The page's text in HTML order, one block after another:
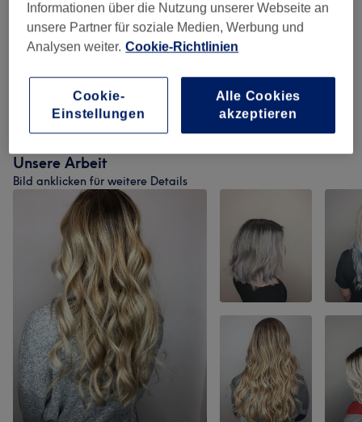
Kinder - Haarschnitte & Stylings (4) ab 19,50 €
(2) ab 10 €
Unsere Arbeit
Bild anklicken für weitere Details
Informationen über die Nutzung unserer Webseite an
unsere Partner für soziale Medien, Werbung und
Analysen weiter. Cookie-Richtlinien
Cookie-
Einstellungen
Alle Cookies
akzeptieren